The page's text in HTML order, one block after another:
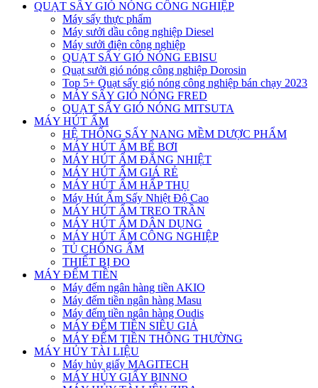
QUẠT SẤY GIÓ NÓNG CÔNG NGHIỆP
Máy sấy thực phẩm
Máy sưởi dầu công nghiệp Diesel
Máy sưởi điện công nghiệp
QUẠT SẤY GIÓ NÓNG EBISU
Quạt sưởi gió nóng công nghiệp Dorosin
Top 5+ Quạt sấy gió nóng công nghiệp bán chạy 2023
MÁY SẤY GIÓ NÓNG FRED
QUẠT SẤY GIÓ NÓNG MITSUTA
MÁY HÚT ẨM
HỆ THỐNG SẤY NANG MỀM DƯỢC PHẨM
MÁY HÚT ẨM BỂ BƠI
MÁY HÚT ẨM ĐẲNG NHIỆT
MÁY HÚT ẨM GIÁ RẺ
MÁY HÚT ẨM HẤP THỤ
Máy Hút Ẩm Sấy Nhiệt Độ Cao
MÁY HÚT ẨM TREO TRẦN
MÁY HÚT ẨM DÂN DỤNG
MÁY HÚT ẨM CÔNG NGHIỆP
TỦ CHỐNG ẨM
THIẾT BỊ ĐO
MÁY ĐẾM TIỀN
Máy đếm ngân hàng tiền AKIO
Máy đếm tiền ngân hàng Masu
Máy đếm tiền ngân hàng Oudis
MÁY ĐẾM TIỀN SIÊU GIẢ
MÁY ĐẾM TIỀN THÔNG THƯỜNG
MÁY HỦY TÀI LIỆU
Máy hủy giấy MAGITECH
MÁY HỦY GIẤY BINNO